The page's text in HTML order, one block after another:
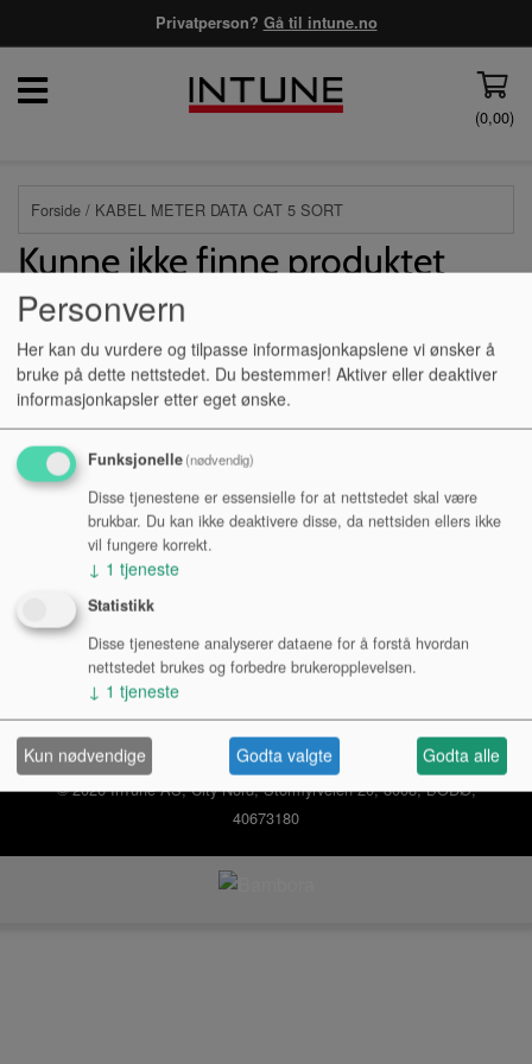
Privatperson? Gå til intune.no
(0,00)
Forside / KABEL METER DATA CAT 5 SORT
Kunne ikke finne produktet
Forside
Mine sider
Logg inn privatperson
Logg inn bedrift
Kjøpsbetingelser Personvernerklæring
© 2026 InTune AS, City Nord, Stormyrveien 20, 8008, BODØ,
40673180
Personvern
Her kan du vurdere og tilpasse informasjonkapslene vi ønsker å
bruke på dette nettstedet. Du bestemmer! Aktiver eller deaktiver
informasjonkapsler etter eget ønske.
Funksjonelle(nødvendig)
Disse tjenestene er essensielle for at nettstedet skal være
brukbar. Du kan ikke deaktivere disse, da nettsiden ellers ikke
vil fungere korrekt.
↓ 1 tjeneste
Statistikk
Disse tjenestene analyserer dataene for å forstå hvordan
nettstedet brukes og forbedre brukeropplevelsen.
↓ 1 tjeneste
Kun nødvendige Godta valgte Godta alle